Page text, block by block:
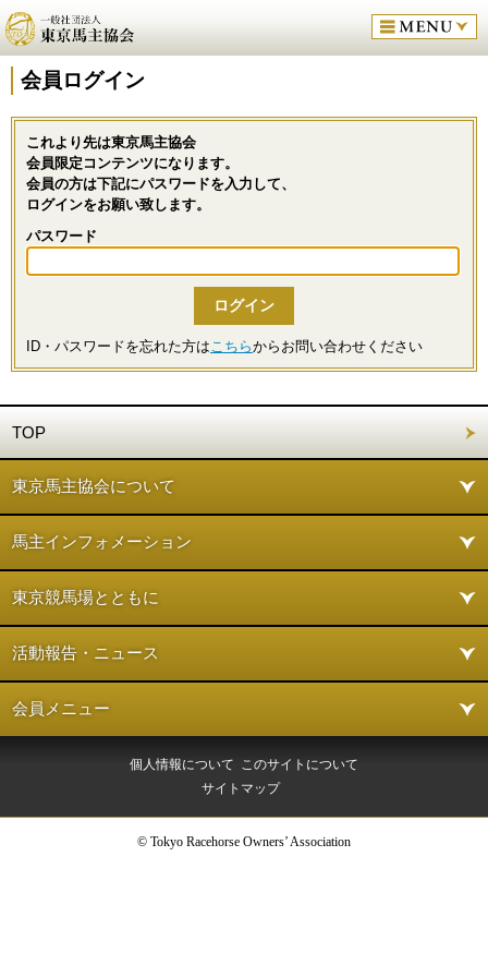
会員ログイン
これより先は東京馬主協会
会員限定コンテンツになります。
会員の方は下記にパスワードを入力して、
ログインをお願い致します。
パスワード
ID・パスワードを忘れた方はこちらからお問い合わせください
TOP
東京馬主協会について
馬主インフォメーション
東京競馬場とともに
活動報告・ニュース
会員メニュー
個人情報について このサイトについて
サイトマップ
© Tokyo Racehorse Owners’ Association